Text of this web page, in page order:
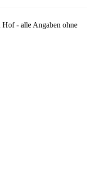
Hof - alle Angaben ohne